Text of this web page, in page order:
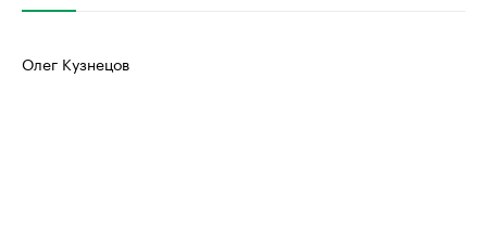
Олег Кузнецов